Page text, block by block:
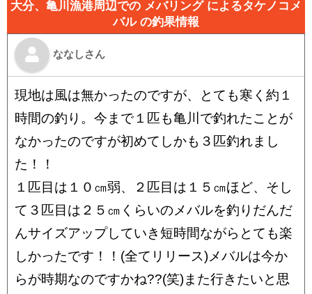
大分、亀川漁港周辺での メバリング によるタケノコメ
バル の釣果情報
ななしさん
現地は風は無かったのですが、とても寒く約１
時間の釣り。今まで１匹も亀川で釣れたことが
なかったのですが初めてしかも３匹釣れまし
た！！
１匹目は１０㎝弱、２匹目は１５㎝ほど、そし
て３匹目は２５㎝くらいのメバルを釣りだんだ
んサイズアップしていき短時間ながらとても楽
しかったです！！(全てリリース)メバルは今か
らが時期なのですかね??(笑)また行きたいと思